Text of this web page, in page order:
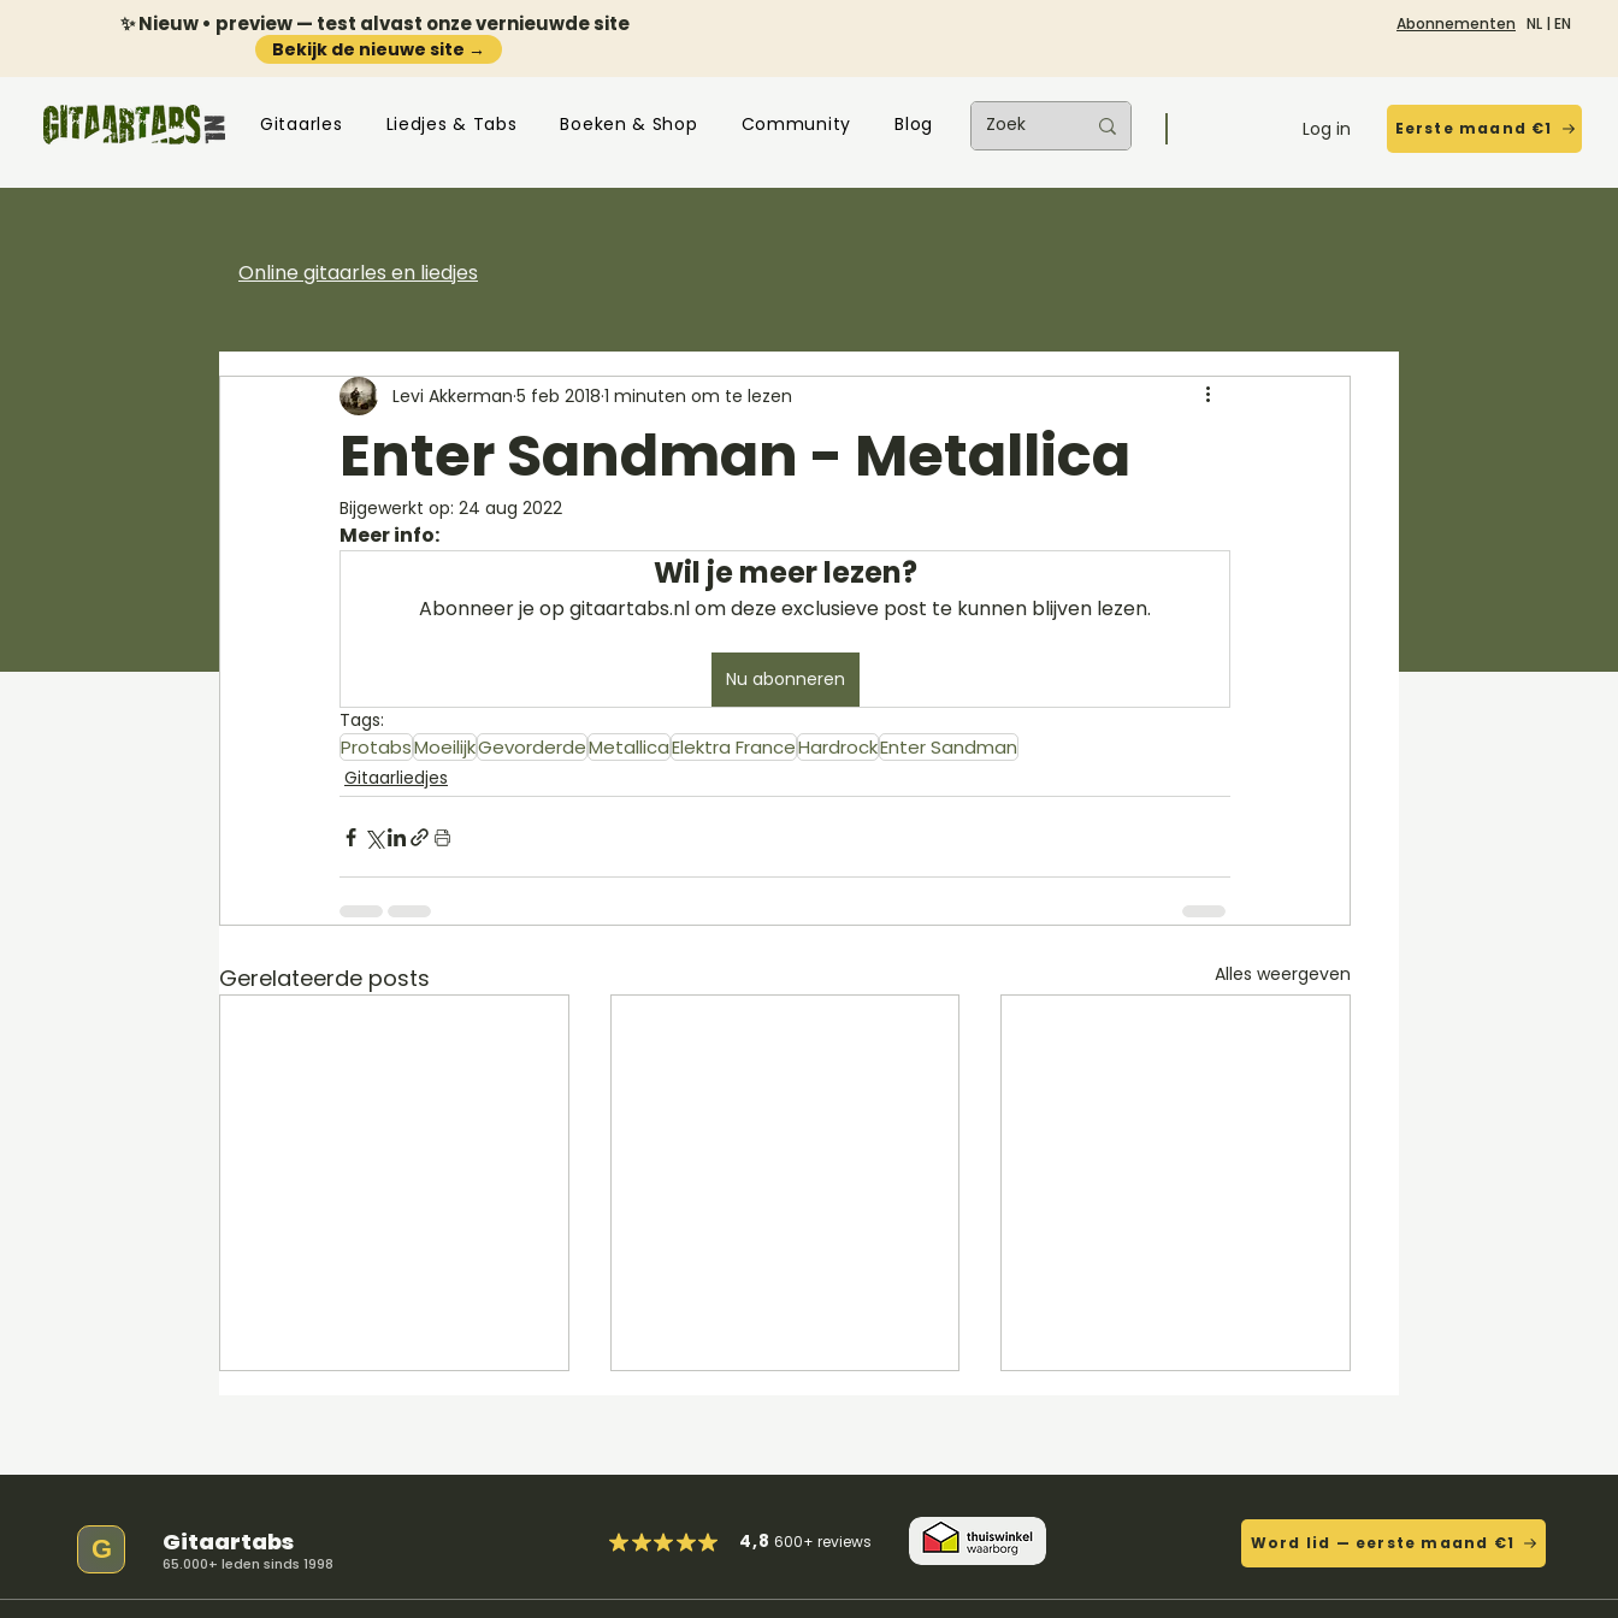
✨ Nieuw • preview — test alvast onze vernieuwde site
Bekijk de nieuwe site →
Abonnementen NL | EN
Gitaarles Liedjes & Tabs Boeken & Shop Community Blog Log in Eerste maand €1
Online gitaarles en liedjes
Enter Sandman - Metallica
Levi Akkerman 5 feb 2018 1 minuten om te lezen
Bijgewerkt op: 24 aug 2022
Meer info:
Wil je meer lezen?
Abonneer je op gitaartabs.nl om deze exclusieve post te kunnen blijven lezen.
Nu abonneren
Tags:
ProtabsMoeilijkGevorderdeMetallicaElektra FranceHardrockEnter Sandman
Gitaarliedjes
Gerelateerde posts Alles weergeven
G Gitaartabs
65.000+ leden sinds 1998
4,8600+reviews Word lid — eerste maand €1